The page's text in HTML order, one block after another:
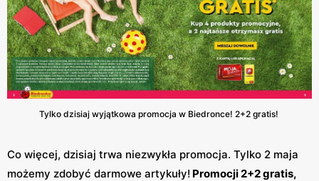
Tylko dzisiaj wyjątkowa promocja w Biedronce! 2+2 gratis!
Co więcej, dzisiaj trwa niezwykła promocja. Tylko 2 maja
możemy zdobyć darmowe artykuły! Promocji 2+2 gratis,